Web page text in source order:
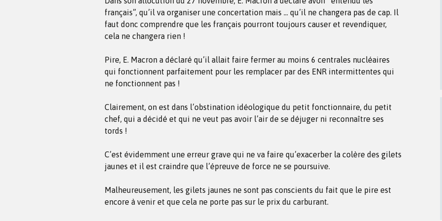
français”, qu’il va organiser une concertation mais … qu’il ne changera pas de cap. Il
faut donc comprendre que les français pourront toujours causer et revendiquer,
cela ne changera rien !
Pire, E. Macron a déclaré qu’il allait faire fermer au moins 6 centrales nucléaires
qui fonctionnent parfaitement pour les remplacer par des ENR intermittentes qui
ne fonctionnent pas !
Clairement, on est dans l’obstination idéologique du petit fonctionnaire, du petit
chef, qui a décidé et qui ne veut pas avoir l’air de se déjuger ni reconnaître ses
tords !
C’est évidemment une erreur grave qui ne va faire qu’exacerber la colère des gilets
jaunes et il est craindre que l’épreuve de force ne se poursuive.
Malheureusement, les gilets jaunes ne sont pas conscients du fait que le pire est
encore à venir et que cela ne porte pas sur le prix du carburant.